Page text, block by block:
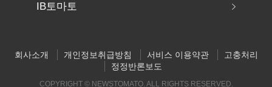
IB토마토
회사소개 개인정보취급방침 서비스 이용약관
고충처리
정정반론보도
COPYRIGHT © NEWSTOMATO. ALL RIGHTS RESERVED.